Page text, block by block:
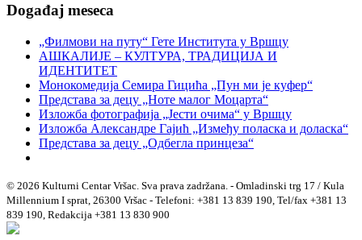
Događaj meseca
„Филмови на путу“ Гетe Института у Вршцу
АШКАЛИЈЕ – КУЛТУРА, ТРАДИЦИЈА И
ИДЕНТИТЕТ
Монокомедија Семира Гицића „Пун ми је куфер“
Представа за децу „Ноте малог Моцарта“
Изложба фотографија „Јести очима“ у Вршцу
Изложба Александре Гајић „Између поласка и доласка“
Представа за децу „Одбегла принцеза“
© 2026 Kulturni Centar Vršac. Sva prava zadržana. - Omladinski trg 17 / Kula
Millennium I sprat, 26300 Vršac - Telefoni: +381 13 839 190, Tel/fax +381 13
839 190, Redakcija +381 13 830 900